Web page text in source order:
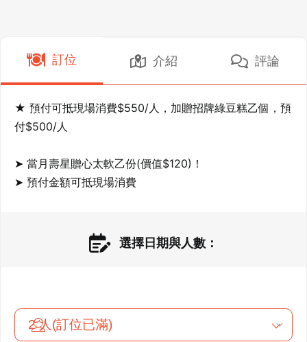
訂位 介紹 評論
★ 預付可抵現場消費$550/人，加贈招牌綠豆糕乙個，預
付$500/人
➤ 當月壽星贈心太軟乙份(價值$120)！
➤ 預付金額可抵現場消費
選擇日期與人數：